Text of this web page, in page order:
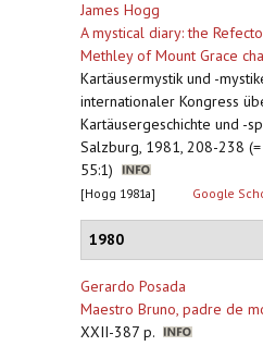
James Hogg
A mystical diary: the
Methley of Mount Grace
Kartäusermystik und -
internationaler Kongress
Kartäusergeschichte und -
Salzburg, 1981, 208-238 (=
55:1)
[Hogg 1981a] Google
1980
Gerardo Posada
Maestro Bruno, padre de
XXII-387 p.